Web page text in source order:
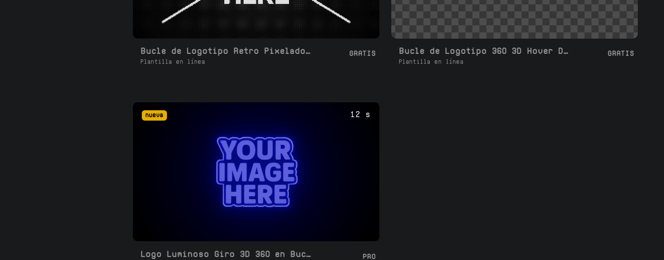
Bucle de Logotipo Retro Pixelado 360 Giro 3D
Plantilla en línea
GRATIS Bucle de Logotipo 360 3D Hover Dinámico
Plantilla en línea
GRATIS
nueva 12 s
Logo Luminoso Giro 3D 360 en Bucle PRO